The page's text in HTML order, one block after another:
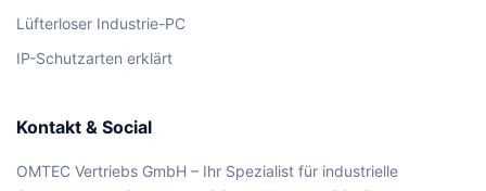
Lüfterloser Industrie-PC
IP-Schutzarten erklärt
Kontakt & Social
OMTEC Vertriebs GmbH – Ihr Spezialist für industrielle